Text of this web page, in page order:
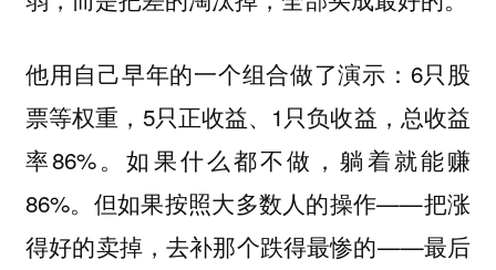
他用自己早年的一个组合做了演示：6只股
票等权重，5只正收益、1只负收益，总收益
率86%。如果什么都不做，躺着就能赚
86%。但如果按照大多数人的操作——把涨
得好的卖掉，去补那个跌得最惨的——最后